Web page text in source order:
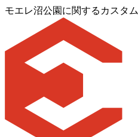
モエレ沼公園に関するカスタ